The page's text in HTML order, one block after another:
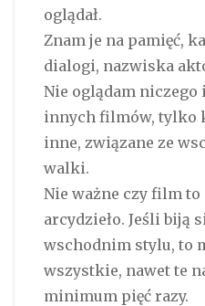
oglądał.
Znam je na pamięć,
dialogi, nazwiska
Nie oglądam niczego
innych filmów, tylko
inne, związane ze
walki.
Nie ważne czy film
arcydzieło. Jeśli biją
wschodnim stylu, to
wszystkie, nawet te
minimum pięć razy.